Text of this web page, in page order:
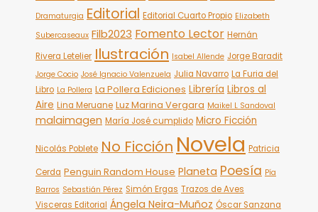
Dramaturgia Editorial Editorial Cuarto Propio Elizabeth
Subercaseaux Filb2023 Fomento Lector Hernán
Rivera Letelier Ilustración Isabel Allende Jorge Baradit
Jorge Cocio José Ignacio Valenzuela Julia Navarro La Furia del
Libro La Pollera La Pollera Ediciones Librería Libros al
Aire Lina Meruane Luz Marina Vergara Maikel L Sandoval
malaimagen María José cumplido Micro Ficción
Nicolás Poblete No Ficción Novela Patricia
Cerda Penguin Random House Planeta Poesía Pía
Barros Sebastián Pérez Simón Ergas Trazos de Aves
Visceras Editorial Ángela Neira-Muñoz Óscar Sanzana